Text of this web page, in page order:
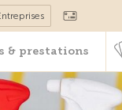
& prestations